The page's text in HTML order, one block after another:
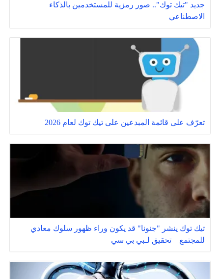
جديد "تيك توك".. صور رمزية للمستخدمين بالذكاء
الاصطناعي
تعرّف على قائمة المبدعين على تيك توك لعام 2026
تيك توك ينشر "جنونا" قد يكون وراء ظهور سلوك معادي
للمجتمع – تحقيق لـبي بي سي